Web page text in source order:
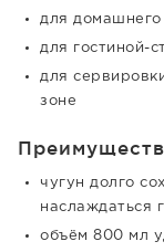
для домашнего
для гостиной-
для
зоне
чугун долго
наслаждаться
объём 800 мл